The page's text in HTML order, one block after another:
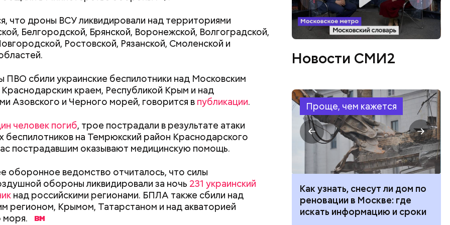
что дроны ВСУ ликвидировали над территориями
Белгородской, Брянской, Воронежской, Волгоградской,
Ростовской, Рязанской, Смоленской и
ПВО сбили украинские беспилотники над Московским
краем, Республикой Крым и над
Азовского и Черного морей, говорится в публикации.
человек погиб, трое пострадали в результате атаки
беспилотников на Темрюкский район Краснодарского
пострадавшим оказывают медицинскую помощь.
оборонное ведомство отчиталось, что силы
обороны ликвидировали за ночь 231 украинский
над российскими регионами. БПЛА также сбили над
регионом, Крымом, Татарстаном и над акваторией
моря.
от уплаты налогов на более чем 170 миллионов рублей. Эти
распределил между родственниками и собственными
был жертвой Миссюры
Новости СМИ2
Проще, чем кажется
Как поменять батареи дома и
не получить штраф
Как получить до 100 тысяч
рублей от государства при
трудной ситуации: кто может
Как узнать, снесут ли дом по
реновации в Москве: где
искать информацию и сроки